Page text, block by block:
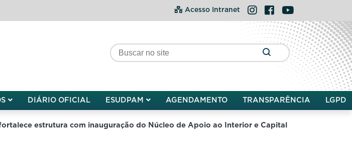
Acesso Intranet Instagram
FacebookYouTube
DIÁRIO OFICIAL ESUDPAM AGENDAMENTO TRANSPARÊNCIA LGPD
estrutura com inauguração do Núcleo de Apoio ao Interior e Capital